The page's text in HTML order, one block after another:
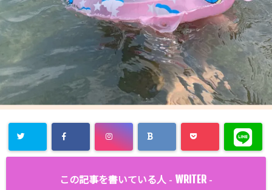
この記事を書いている人 - WRITER -